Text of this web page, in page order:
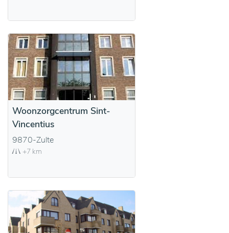
Woonzorgcentrum Sint-
Vincentius
9870-Zulte
+7 km